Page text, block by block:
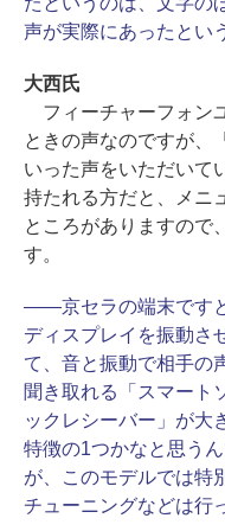
声が実際にあったとい
大西氏
フィーチャーフォン
ときの声なのですが、
いった声をいただいて
持たれる方だと、メニ
ところがありますので
す。
――京セラの端末ですと
ディスプレイを振動さ
て、音と振動で相手の
聞き取れる「スマート
ックレシーバー」が大
特徴の1つかなと思う
が、このモデルでは特
チューニングなどは行